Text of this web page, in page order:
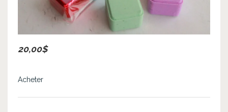
20,00$
Acheter